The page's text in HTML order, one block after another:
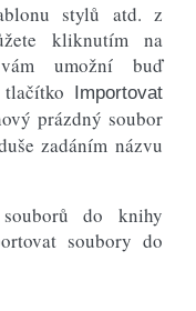
stylů atd. z
kliknutím na
umožní buď
Importovat
prázdný soubor
zadáním názvu
do knihy
soubory do